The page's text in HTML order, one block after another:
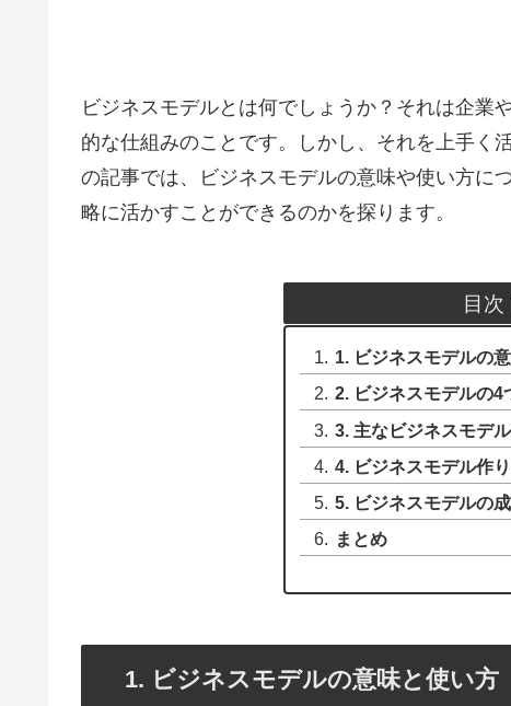
ビジネスモデルとは何でしょうか？それは企業
的な仕組みのことです。しかし、それを上手く
の記事では、ビジネスモデルの意味や使い方に
略に活かすことができるのかを探ります。
目次
1. ビジネスモデルの
2. ビジネスモデルの4
3. 主なビジネスモデ
4. ビジネスモデル作
5. ビジネスモデルの
まとめ
1. ビジネスモデルの意味と使い方